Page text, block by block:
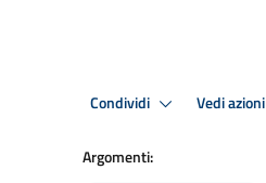
Condividi Vedi azioni
Argomenti: